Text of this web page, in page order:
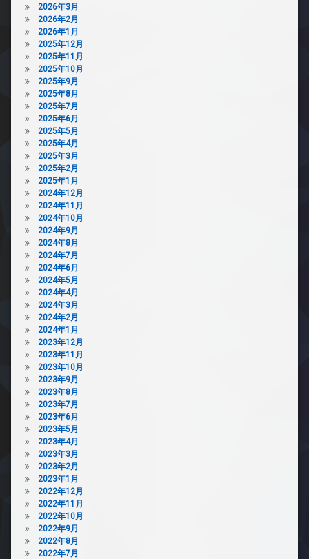
2026年3月
2026年2月
2026年1月
2025年12月
2025年11月
2025年10月
2025年9月
2025年8月
2025年7月
2025年6月
2025年5月
2025年4月
2025年3月
2025年2月
2025年1月
2024年12月
2024年11月
2024年10月
2024年9月
2024年8月
2024年7月
2024年6月
2024年5月
2024年4月
2024年3月
2024年2月
2024年1月
2023年12月
2023年11月
2023年10月
2023年9月
2023年8月
2023年7月
2023年6月
2023年5月
2023年4月
2023年3月
2023年2月
2023年1月
2022年12月
2022年11月
2022年10月
2022年9月
2022年8月
2022年7月